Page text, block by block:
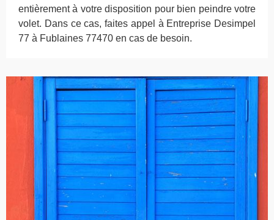
entièrement à votre disposition pour bien peindre votre
volet. Dans ce cas, faites appel à Entreprise Desimpel
77 à Fublaines 77470 en cas de besoin.